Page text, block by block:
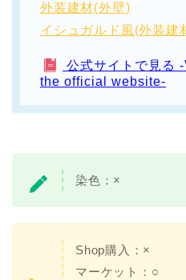
外装建材(外壁)
イシュガルド風(外装建
公式サイトで見る
the official website-
染色：×
Shop購入：×
マーケット：○